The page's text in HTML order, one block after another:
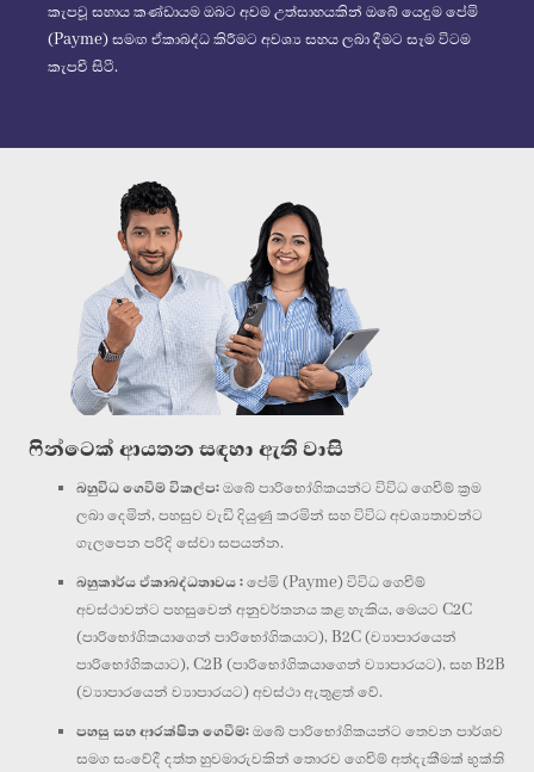
කැපවූ සහාය කණ්ඩායම ඔබට අවම උත්සාහයකින් ඔබේ යෙදුම පේමි
(Payme) සමඟ ඒකාබද්ධ කිරීමට අවශ්‍ය සහය ලබා දීමට සෑම විටම
කැපවී සිටී.
ෆින්ටෙක් ආයතන සඳහා ඇති වාසි
බහුවිධ ගෙවීම් විකල්ප:ඔබේ පාරිභෝගිකයන්ට විවිධ ගෙවීම් ක්‍රම
ලබා දෙමින්, පහසුව වැඩි දියුණු කරමින් සහ විවිධ අවශ්‍යතාවන්ට
ගැලපෙන පරිදි සේවා සපයන්න.
බහුකාර්ය ඒකාබද්ධතාවය :පේමි (Payme) විවිධ ගෙවීම්
අවස්ථාවන්ට පහසුවෙන් අනුවර්තනය කළ හැකිය, මෙයට C2C
(පාරිභෝගිකයාගෙන් පාරිභෝගිකයාට), B2C (ව්‍යාපාරයෙන්
පාරිභෝගිකයාට), C2B (පාරිභෝගිකයාගෙන් ව්‍යාපාරයට), සහ B2B
(ව්‍යාපාරයෙන් ව්‍යාපාරයට) අවස්ථා ඇතුළත් වේ.
පහසු සහ ආරක්ෂිත ගෙවීම්:ඔබේ පාරිභෝගිකයන්ට තෙවන පාර්ශව
සමග සංවේදී දත්ත හුවමාරුවකින් තොරව ගෙවීම් අත්දැකීමක් භුක්ති